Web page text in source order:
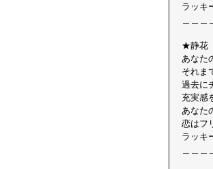
ラッキ
★静花
あなた
それま
過去に
充実感
あなた
恋はフ
ラッキ